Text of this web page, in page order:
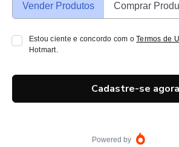
Vender Produtos Comprar
Estou ciente e concordo com oTermos de
Hotmart.
Cadastre-se agora
Powered by